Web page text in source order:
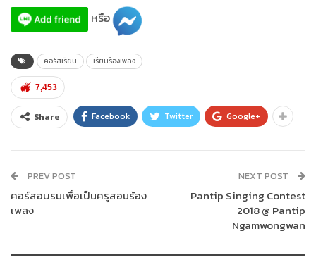
หรือ
คอร์สเรียน เรียนร้องเพลง
7,453
Share Facebook Twitter Google+
PREV POST
คอร์สอบรมเพื่อเป็นครูสอนร้อง
เพลง
NEXT POST
Pantip Singing Contest
2018 @ Pantip
Ngamwongwan